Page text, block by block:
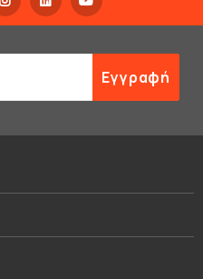
Εγγραφή